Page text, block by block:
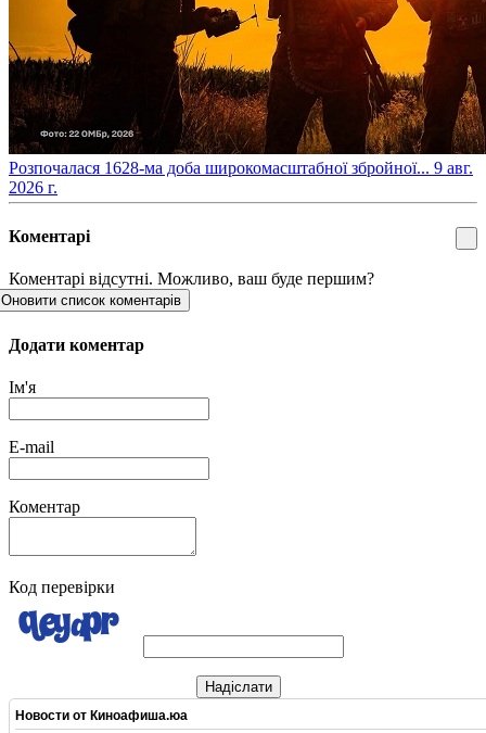
​Розпочалася 1628-ма доба широкомасштабної збройної... 9 авг.
2026 г.
Коментарі
Коментарі відсутні. Можливо, ваш буде першим?
Оновити список коментарів
Додати коментар
Ім'я
E-mail
Коментар
Код перевірки
Надіслати
Новости от Киноафиша.юа